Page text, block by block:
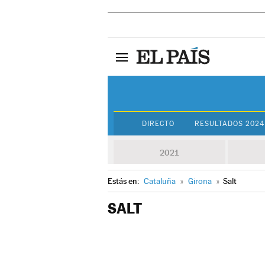
DIRECTO RESULTADOS 2024
2021
Estás en: Cataluña » Girona » Salt
SALT